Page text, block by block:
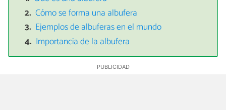
Cómo se forma una albufera
Ejemplos de albuferas en el mundo
Importancia de la albufera